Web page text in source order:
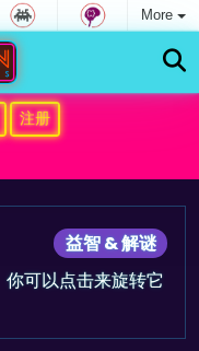
More
注册
益智 & 解谜
可以点击来旋转它